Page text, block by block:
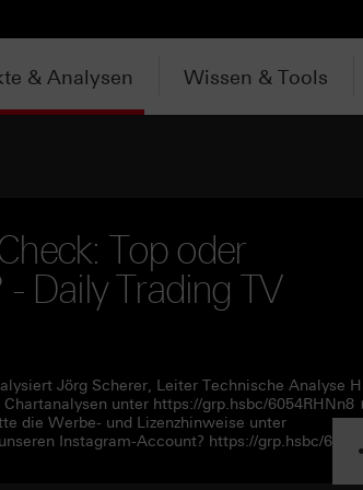
& Analysen Wissen & Tools
Top oder
Daily Trading TV
Jörg Scherer, Leiter Technische Analyse
unter https://grp.hsbc/
die Werbe- und Lizenzhinweise unter
Instagram-Account? https://grp.hsbc/